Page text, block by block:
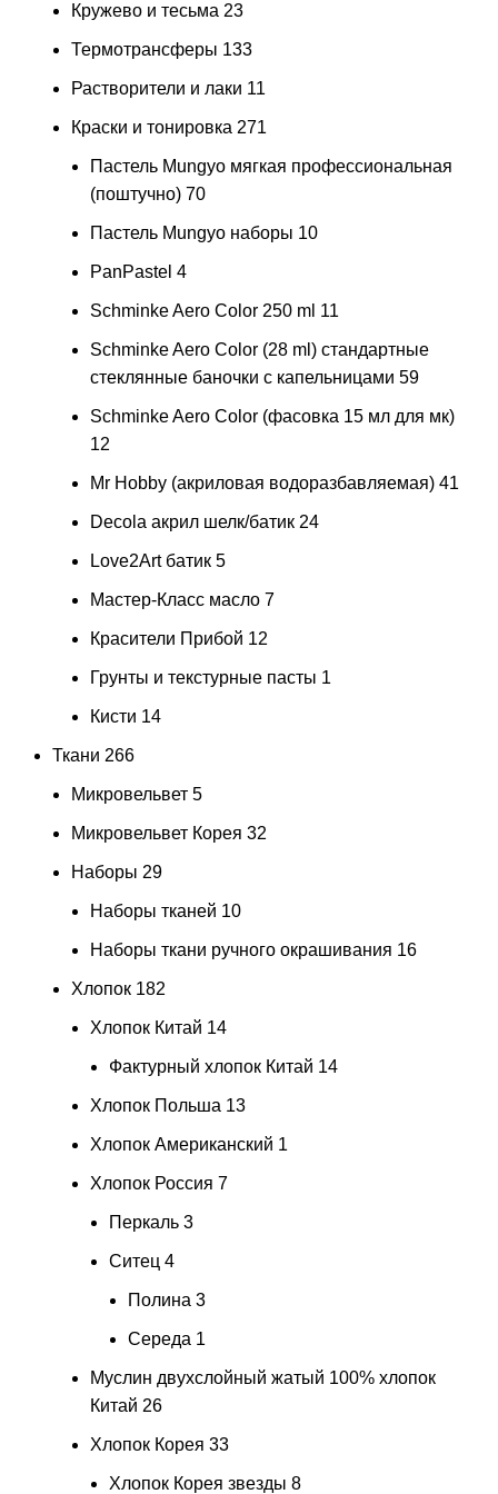
Кружево и тесьма 23
Термотрансферы 133
Растворители и лаки 11
Краски и тонировка 271
Пастель Mungyo мягкая профессиональная
(поштучно) 70
Пастель Mungyo наборы 10
PanPastel 4
Schminke Aero Color 250 ml 11
Schminke Aero Color (28 ml) стандартные
стеклянные баночки с капельницами 59
Schminke Aero Color (фасовка 15 мл для мк)
12
Mr Hobby (акриловая водоразбавляемая) 41
Decola акрил шелк/батик 24
Love2Art батик 5
Мастер-Класс масло 7
Красители Прибой 12
Грунты и текстурные пасты 1
Кисти 14
Ткани 266
Микровельвет 5
Микровельвет Корея 32
Наборы 29
Наборы тканей 10
Наборы ткани ручного окрашивания 16
Хлопок 182
Хлопок Китай 14
Фактурный хлопок Китай 14
Хлопок Польша 13
Хлопок Американский 1
Хлопок Россия 7
Перкаль 3
Ситец 4
Полина 3
Середа 1
Муслин двухслойный жатый 100% хлопок
Китай 26
Хлопок Корея 33
Хлопок Корея звезды 8